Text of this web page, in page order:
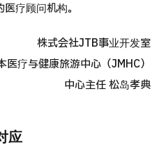
疗顾问机构。
株式会社JTB事业开发室
医疗与健康旅游中心（JMHC）
中心主任 松岛孝典
应